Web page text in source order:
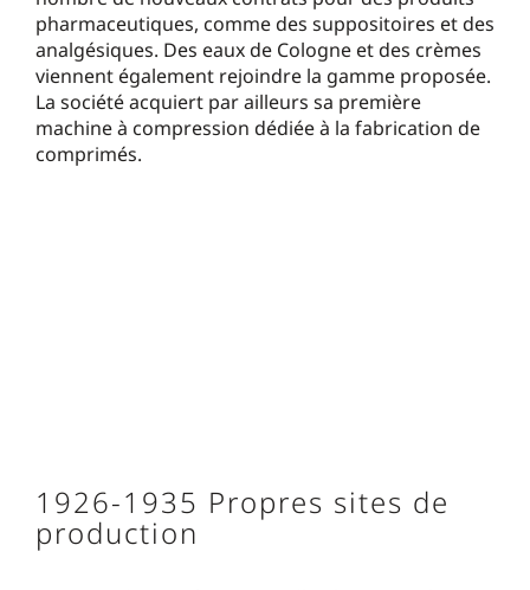
pharmaceutiques, comme des suppositoires et des
analgésiques. Des eaux de Cologne et des crèmes
viennent également rejoindre la gamme proposée.
La société acquiert par ailleurs sa première
machine à compression dédiée à la fabrication de
comprimés.
1926-1935 Propres sites de
production